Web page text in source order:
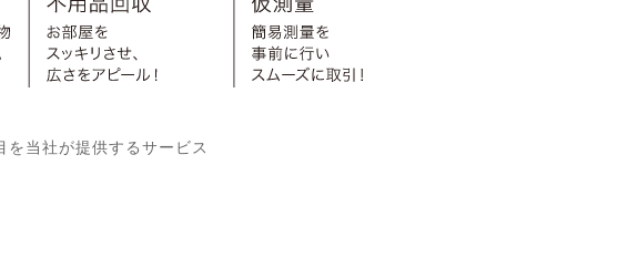
当社が提供するサービス